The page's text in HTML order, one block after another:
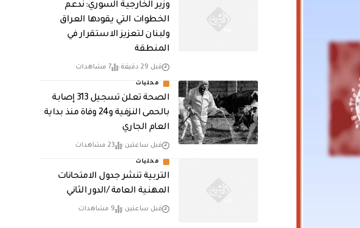
وزير الخارجية السوري: ندعم
الخطوات التي يقودها العراق
ولبنان لتعزيز الاستقرار في
المنطقة
قبل 29 دقيقة 7 مشاهدات
محليات
الصحة تعلن تسجيل 313 إصابة
بالحمى النزفية و24 وفاة منذ بداية
العام الجاري
قبل ساعتين 23 مشاهدات
محليات
التربية تنشر جدول الامتحانات
المهنية العامة /الدور الثاني
قبل ساعتين 9 مشاهدات